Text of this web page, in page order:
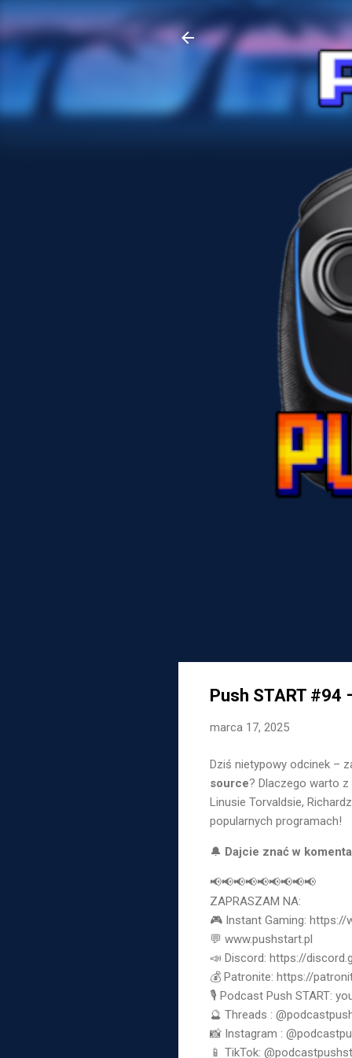
Push START #94
marca 17, 2025
Dziś nietypowy odcinek –
source? Dlaczego warto
Linusie Torvaldsie,
popularnych programach!
🔔 Dajcie znać w
📢📢📢📢📢📢📢📢📢
ZAPRASZAM NA:
🎮 Instant Gaming:
💬 www.pushstart.pl
📣 Discord: https://
💰 Patronite: https://
🎙 Podcast Push START:
🔮 Threads :
📸 Instagram :
📱 TikTok: